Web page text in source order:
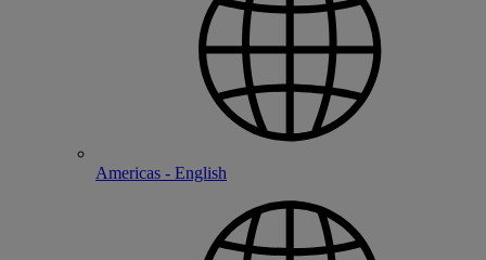
Americas - English